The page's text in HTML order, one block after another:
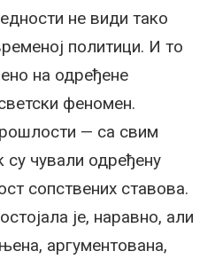
не види тако
политици. И то
на одређене
феномен.
— са свим
чували одређену
сопствених ставова.
је, наравно, али
аргументована,